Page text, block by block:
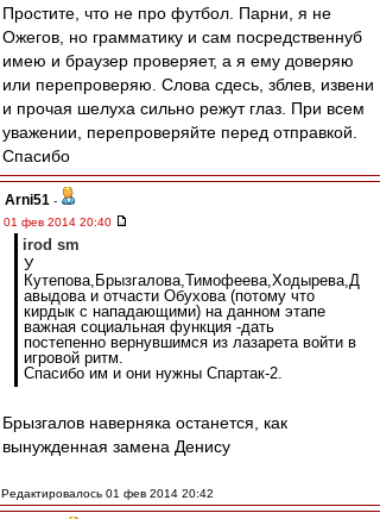
Простите, что не про футбол. Парни, я не
Ожегов, но грамматику и сам посредственнуб
имею и браузер проверяет, а я ему доверяю
или перепроверяю. Слова сдесь, зблев, извени
и прочая шелуха сильно режут глаз. При всем
уважении, перепроверяйте перед отправкой.
Спасибо
Arni51 -
01 фев 2014 20:40
irod sm
У
Кутепова,Брызгалова,Тимофеева,Ходырева,Д
авыдова и отчасти Обухова (потому что
кирдык с нападающими) на данном этапе
важная социальная функция -дать
постепенно вернувшимся из лазарета войти в
игровой ритм.
Спасибо им и они нужны Спартак-2.
Брызгалов наверняка останется, как
вынужденная замена Денису
Редактировалось 01 фев 2014 20:42